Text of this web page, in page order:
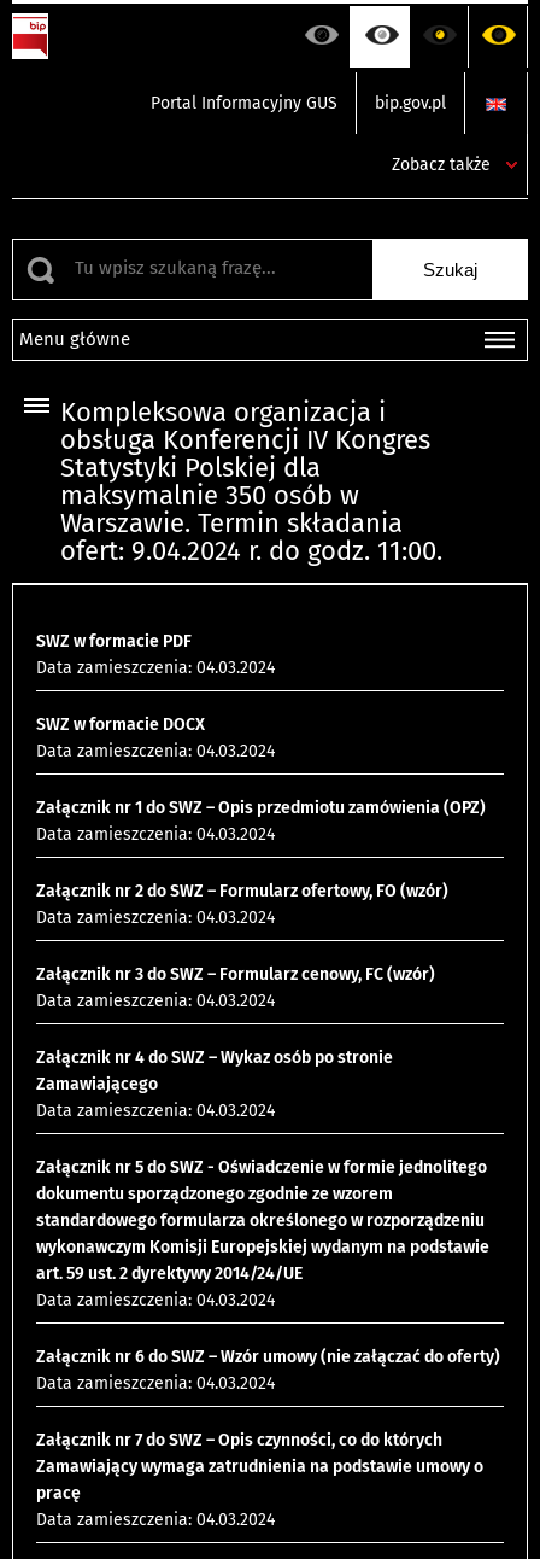
Portal Informacyjny GUS bip.gov.pl
Zobacz także
Menu główne
Kompleksowa organizacja i
obsługa Konferencji IV Kongres
Statystyki Polskiej dla
maksymalnie 350 osób w
Warszawie. Termin składania
ofert: 9.04.2024 r. do godz. 11:00.
SWZ w formacie PDF
Data zamieszczenia: 04.03.2024
SWZ w formacie DOCX
Data zamieszczenia: 04.03.2024
Załącznik nr 1 do SWZ – Opis przedmiotu zamówienia (OPZ)
Data zamieszczenia: 04.03.2024
Załącznik nr 2 do SWZ – Formularz ofertowy, FO (wzór)
Data zamieszczenia: 04.03.2024
Załącznik nr 3 do SWZ – Formularz cenowy, FC (wzór)
Data zamieszczenia: 04.03.2024
Załącznik nr 4 do SWZ – Wykaz osób po stronie
Zamawiającego
Data zamieszczenia: 04.03.2024
Załącznik nr 5 do SWZ - Oświadczenie w formie jednolitego
dokumentu sporządzonego zgodnie ze wzorem
standardowego formularza określonego w rozporządzeniu
wykonawczym Komisji Europejskiej wydanym na podstawie
art. 59 ust. 2 dyrektywy 2014/24/UE
Data zamieszczenia: 04.03.2024
Załącznik nr 6 do SWZ – Wzór umowy (nie załączać do oferty)
Data zamieszczenia: 04.03.2024
Załącznik nr 7 do SWZ – Opis czynności, co do których
Zamawiający wymaga zatrudnienia na podstawie umowy o
pracę
Data zamieszczenia: 04.03.2024